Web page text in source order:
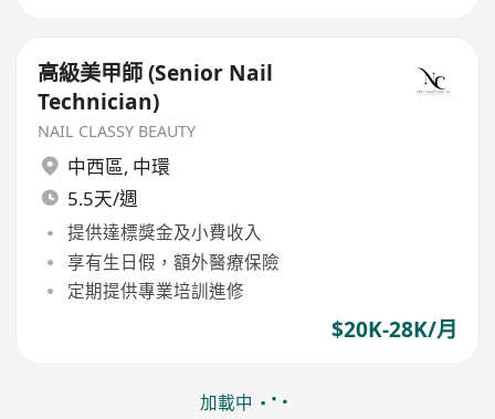
高級美甲師 (Senior Nail
Technician)
NAIL CLASSY BEAUTY
中西區, 中環
5.5天/週
提供達標獎金及小費收入
享有生日假，額外醫療保險
定期提供專業培訓進修
$20K-28K/月
加載中